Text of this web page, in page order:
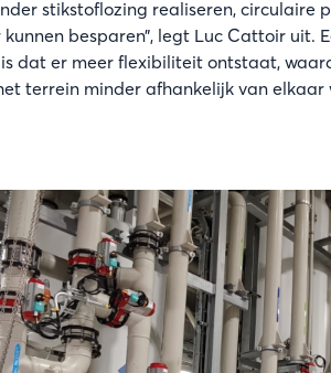
stikstoflozing realiseren, circulaire
besparen”, legt Luc Cattoir uit.
dat er meer flexibiliteit ontstaat,
terrein minder afhankelijk van elkaar